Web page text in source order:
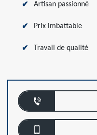
Artisan passionné
Prix imbattable
Travail de qualité